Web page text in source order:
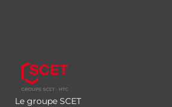
Le groupe SCET